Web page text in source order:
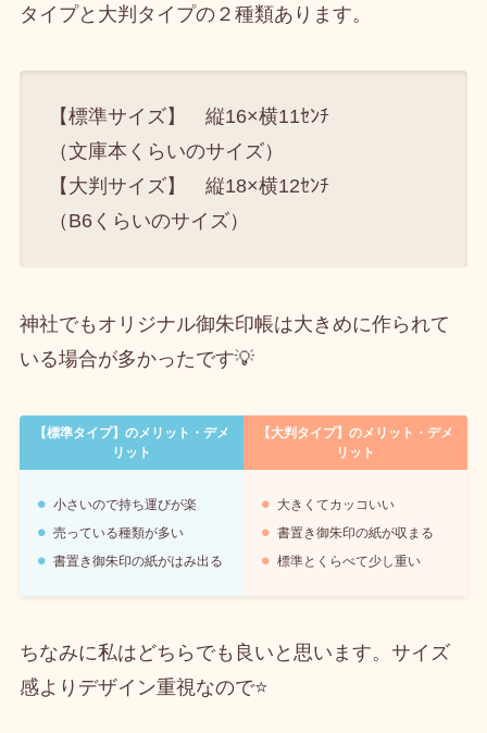
タイプと大判タイプの２種類あります。
【標準サイズ】 縦16×横11ｾﾝﾁ
（文庫本くらいのサイズ）
【大判サイズ】 縦18×横12ｾﾝﾁ
（B6くらいのサイズ）
神社でもオリジナル御朱印帳は大きめに作られて
いる場合が多かったです💡
【標準タイプ】のメリット・デメ
リット
【大判タイプ】のメリット・デメ
リット
小さいので持ち運びが楽
売っている種類が多い
書置き御朱印の紙がはみ出る
大きくてカッコいい
書置き御朱印の紙が収まる
標準とくらべて少し重い
ちなみに私はどちらでも良いと思います。サイズ
感よりデザイン重視なので⭐